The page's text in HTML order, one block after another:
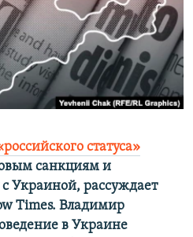
статуса»
санкциям и
Украиной, рассуждает
Тimes. Владимир
в Украине